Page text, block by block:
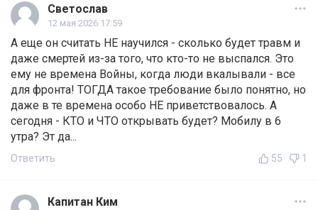
Светослав
12 мая 2026 17:59
А еще он считать НЕ научился - сколько будет травм и
даже смертей из-за того, что кто-то не выспался. Это
ему не времена Войны, когда люди вкалывали - все
для фронта! ТОГДА такое требование было понятно, но
даже в те времена особо НЕ приветствовалось. А
сегодня - КТО и ЧТО открывать будет? Мобилу в 6
утра? Эт да...
Ответить 55 1
Капитан Ким